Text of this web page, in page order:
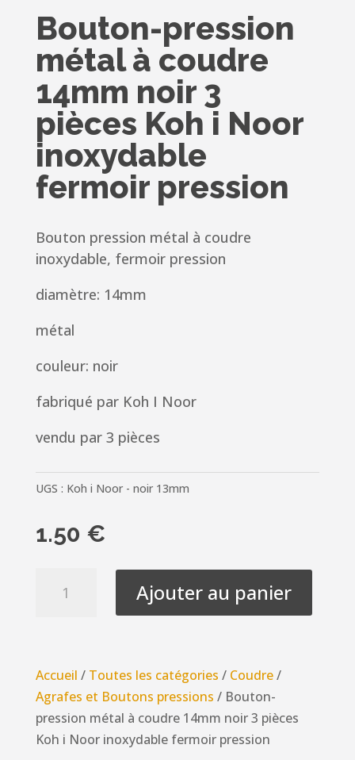
Bouton-pression
métal à coudre
14mm noir 3
pièces Koh i Noor
inoxydable
fermoir pression
Bouton pression métal à coudre
inoxydable, fermoir pression
diamètre: 14mm
métal
couleur: noir
fabriqué par Koh I Noor
vendu par 3 pièces
UGS : Koh i Noor - noir 13mm
1.50 €
à
coudre
14mm
noir
Ajouter au panier
Accueil / Toutes les catégories / Coudre/
Agrafes et Boutons pressions / Bouton-
pression métal à coudre 14mm noir 3 pièces
Koh i Noor inoxydable fermoir pression